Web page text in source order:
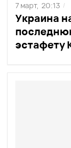
Украина
эстафету
7 март, 20:13 /